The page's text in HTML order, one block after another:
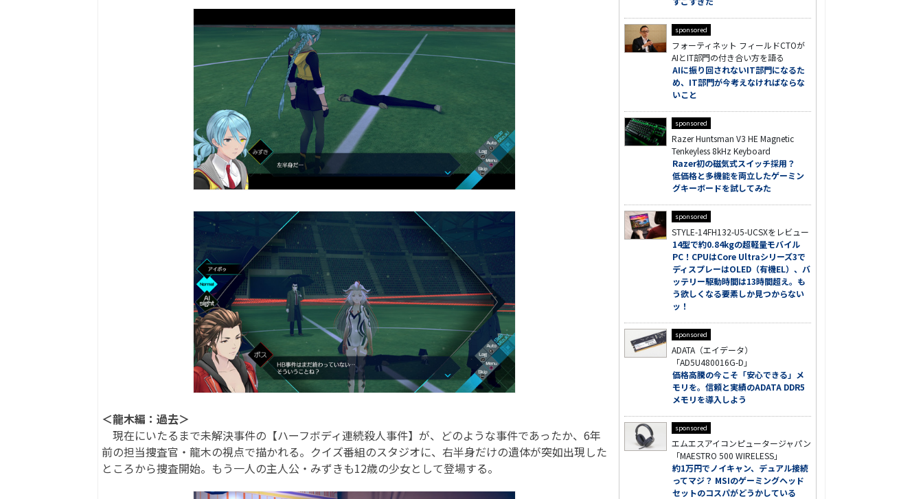
＜龍木編：過去＞
現在にいたるまで未解決事件の【ハーフボディ連続殺人事件】が、どのような事件であったか、6年
前の担当捜査官・龍木の視点で描かれる。クイズ番組のスタジオに、右半身だけの遺体が突如出現した
ところから捜査開始。もう一人の主人公・みずきも12歳の少女として登場する。
sponsored
フォーティネット フィールドCTOが
AIとIT部門の付き合い方を語る
AIに振り回されないIT部門になるた
め、IT部門が今考えなければならな
いこと
sponsored
Razer Huntsman V3 HE Magnetic
Tenkeyless 8kHz Keyboard
Razer初の磁気式スイッチ採用？
低価格と多機能を両立したゲーミン
グキーボードを試してみた
sponsored
STYLE-14FH132-U5-UCSXをレビュー
14型で約0.84kgの超軽量モバイル
PC！CPUはCore Ultraシリーズ3で
ディスプレーはOLED（有機EL）、バ
ッテリー駆動時間は13時間超え。も
う欲しくなる要素しか見つからない
ッ！
sponsored
ADATA（エイデータ）
「AD5U480016G-D」
価格高騰の今こそ「安心できる」メ
モリを。信頼と実績のADATA DDR5
メモリを導入しよう
sponsored
エムエスアイコンピュータージャパン
「MAESTRO 500 WIRELESS」
約1万円でノイキャン、デュアル接続
ってマジ？ MSIのゲーミングヘッド
セットのコスパがどうかしている